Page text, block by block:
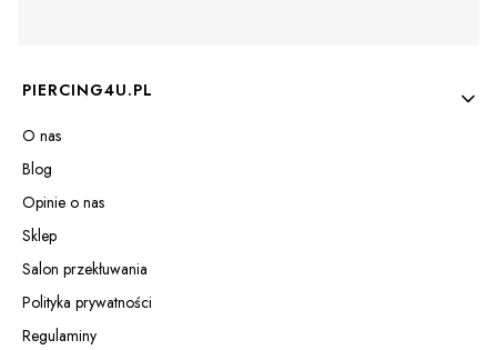
Linki w stopce
PIERCING4U.PL
O nas
Blog
Opinie o nas
Sklep
Salon przekłuwania
Polityka prywatności
Regulaminy